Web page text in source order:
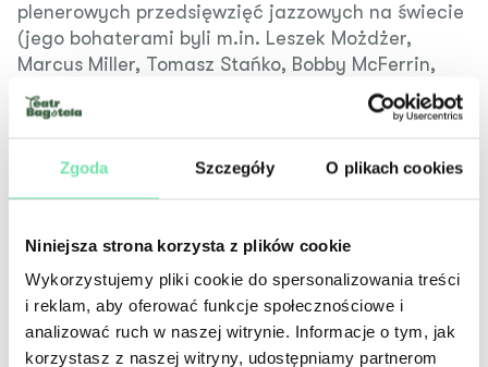
Zgoda Szczegóły O plikach cookies
Niniejsza strona korzysta z plików cookie
Wykorzystujemy pliki cookie do spersonalizowania treści
i reklam, aby oferować funkcje społecznościowe i
analizować ruch w naszej witrynie. Informacje o tym, jak
korzystasz z naszej witryny, udostępniamy partnerom
plenerowych przedsięwzięć jazzowych na świecie
(jego bohaterami byli m.in. Leszek Możdżer,
Marcus Miller, Tomasz Stańko, Bobby McFerrin,
Jimek, Herbie Hancock i Quincy Jones).
W twórczości teatralnej wyróżnił się oryginalną
Od 1979 współpracował z wieloma scenami
w całej Polsce. Realizował przedstawienia m.in.
Rampa, Studio Buffo, Polonia, IMKA i Och-Teatrze,
Teatrze Śląskim w Katowicach. W 2019 w Teatrze
Polskim w Szczecinie przygotował spektakl
poświęcony spuściźnie wielkiego krakowskiego
artysty Wiesława Dymnego.